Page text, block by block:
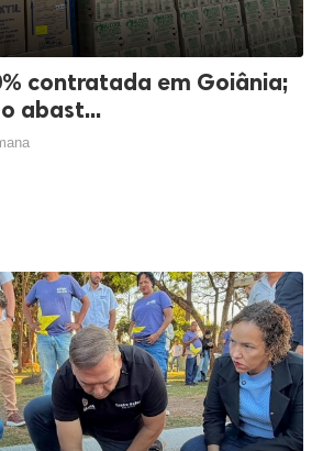
contratada em Goiânia;
abast...